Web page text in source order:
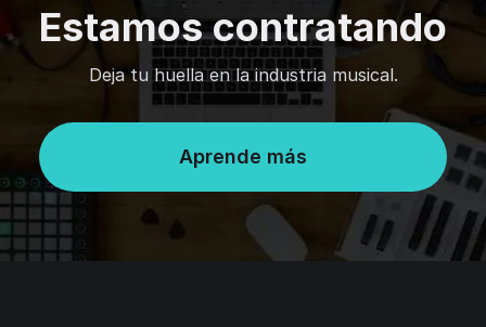
Estamos contratando
Deja tu huella en la industria musical.
Aprende más